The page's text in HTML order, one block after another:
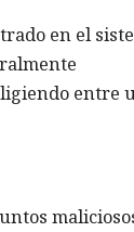
en el
entre